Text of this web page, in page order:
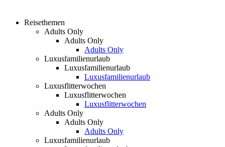
Reisethemen
Adults Only
Adults Only
Adults Only
Luxusfamilienurlaub
Luxusfamilienurlaub
Luxusfamilienurlaub
Luxusflitterwochen
Luxusflitterwochen
Luxusflitterwochen
Adults Only
Adults Only
Adults Only
Luxusfamilienurlaub